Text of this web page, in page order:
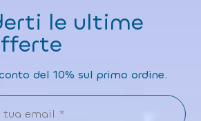
le ultime
del 10% sul primo ordine.